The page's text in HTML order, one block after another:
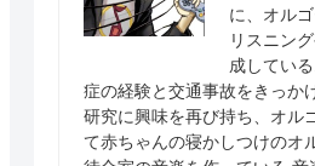
に、オル
リスニン
成してい
症の経験と交通事故をきっか
研究に興味を再び持ち、オル
て赤ちゃんの寝かしつけのオ